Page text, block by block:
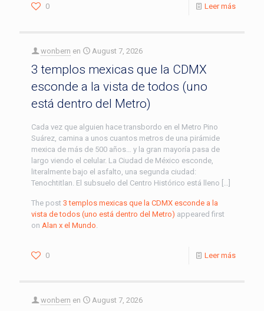
0 Leer más
wonbern en August 7, 2026
3 templos mexicas que la CDMX
esconde a la vista de todos (uno
está dentro del Metro)
Cada vez que alguien hace transbordo en el Metro Pino
Suárez, camina a unos cuantos metros de una pirámide
mexica de más de 500 años… y la gran mayoría pasa de
largo viendo el celular. La Ciudad de México esconde,
literalmente bajo el asfalto, una segunda ciudad:
Tenochtitlan. El subsuelo del Centro Histórico está lleno […]
The post 3 templos mexicas que la CDMX esconde a la
vista de todos (uno está dentro del Metro) appeared first
on Alan x el Mundo.
0 Leer más
wonbern en August 7, 2026